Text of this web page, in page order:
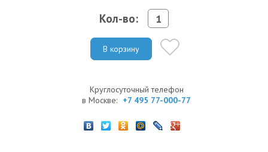
Кол-во:
В корзину
Круглосуточный телефон
в Москве: +7 495 77-000-77